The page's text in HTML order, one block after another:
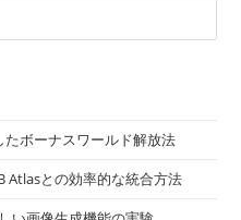
ボーナスワールド解放法
との効率的な統合方法